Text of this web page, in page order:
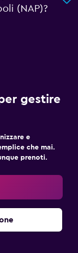
(NAP)?
gestire
e
che mai.
prenoti.